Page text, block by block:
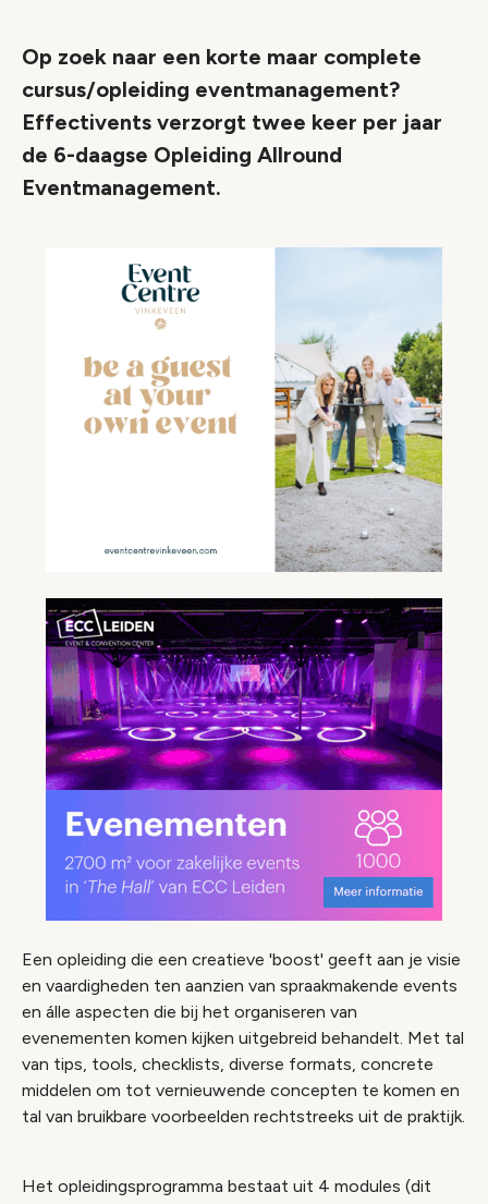
Op zoek naar een korte maar complete
cursus/opleiding eventmanagement?
Effectivents verzorgt twee keer per jaar
de 6-daagse Opleiding Allround
Eventmanagement.
Een opleiding die een creatieve 'boost' geeft aan je visie
en vaardigheden ten aanzien van spraakmakende events
en álle aspecten die bij het organiseren van
evenementen komen kijken uitgebreid behandelt. Met tal
van tips, tools, checklists, diverse formats, concrete
middelen om tot vernieuwende concepten te komen en
tal van bruikbare voorbeelden rechtstreeks uit de praktijk.
Het opleidingsprogramma bestaat uit 4 modules (dit